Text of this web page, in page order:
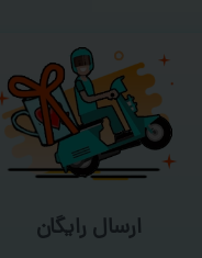
ارسال رایگان